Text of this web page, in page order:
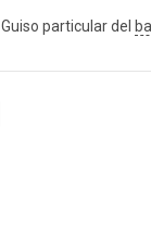
Guiso particular del